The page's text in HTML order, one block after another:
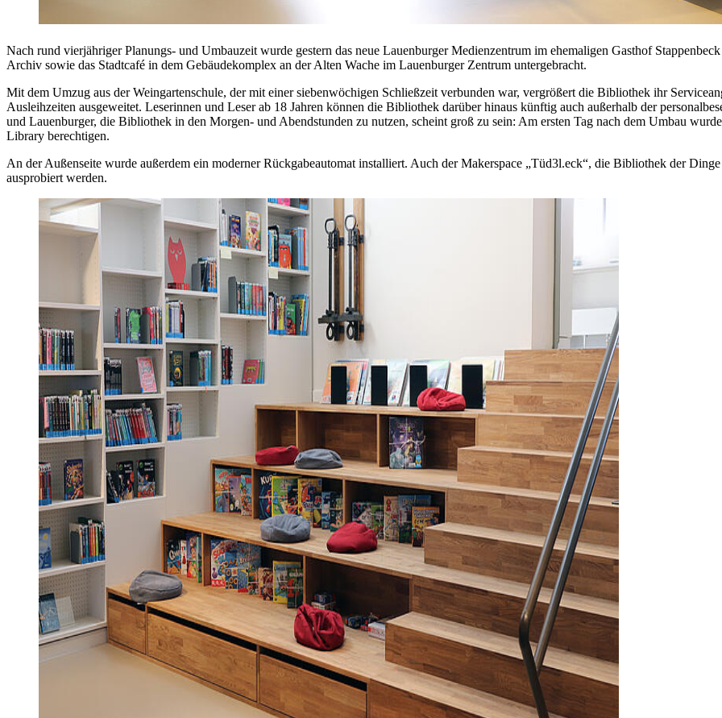
Nach rund vierjähriger Planungs- und Umbauzeit wurde gestern das neue Lauenburger Medienzentrum im ehemaligen Gasthof
Archiv sowie das Stadtcafé in dem Gebäudekomplex an der Alten Wache im Lauenburger Zentrum untergebracht.
Mit dem Umzug aus der Weingartenschule, der mit einer siebenwöchigen Schließzeit verbunden war, vergrößert die Bibliothek ihr
Ausleihzeiten ausgeweitet. Leserinnen und Leser ab 18 Jahren können die Bibliothek darüber hinaus künftig auch außerhalb der
und Lauenburger, die Bibliothek in den Morgen- und Abendstunden zu nutzen, scheint groß zu sein: Am ersten Tag nach dem Umbau
Library berechtigen.
An der Außenseite wurde außerdem ein moderner Rückgabeautomat installiert. Auch der Makerspace „Tüd3l.eck“, die Bibliothek der
ausprobiert werden.